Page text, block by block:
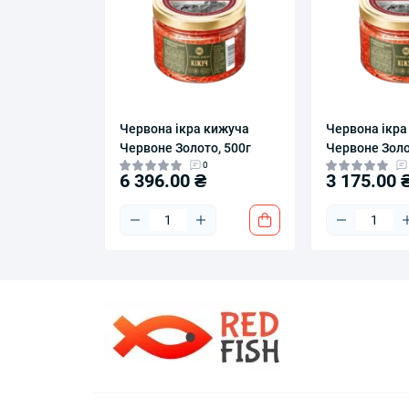
Червона ікра кижуча
Червоне Золото, 500г
0
6 396.00 ₴
Червона
Червоне
3 175.00